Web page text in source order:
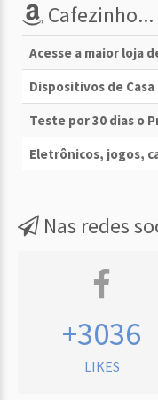
Cafezinho...
Acesse a maior loja
Dispositivos de
Teste por 30 dias o
Eletrônicos, jogos,
Nas redes
+3036
LIKES